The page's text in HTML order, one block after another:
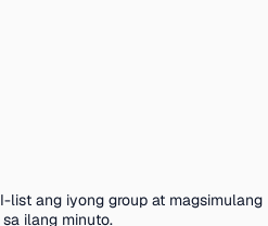
list ang iyong group at magsimulang
ilang minuto.